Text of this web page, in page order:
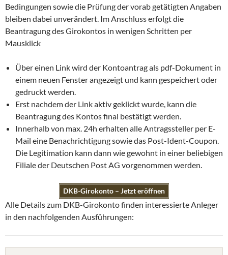
Bedingungen sowie die Prüfung der vorab getätigten Angaben
bleiben dabei unverändert. Im Anschluss erfolgt die
Beantragung des Girokontos in wenigen Schritten per
Mausklick
Über einen Link wird der Kontoantrag als pdf-Dokument in
einem neuen Fenster angezeigt und kann gespeichert oder
gedruckt werden.
Erst nachdem der Link aktiv geklickt wurde, kann die
Beantragung des Kontos final bestätigt werden.
Innerhalb von max. 24h erhalten alle Antragssteller per E-
Mail eine Benachrichtigung sowie das Post-Ident-Coupon.
Die Legitimation kann dann wie gewohnt in einer beliebigen
Filiale der Deutschen Post AG vorgenommen werden.
DKB-Girokonto – Jetzt eröffnen
Alle Details zum DKB-Girokonto finden interessierte Anleger
in den nachfolgenden Ausführungen: